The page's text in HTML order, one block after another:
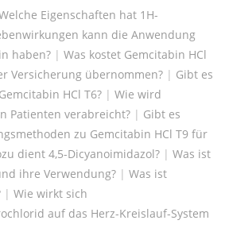
Eigenschaften hat 1H-
kann die Anwendung
haben? | Was kostet Gemcitabin HCl
Versicherung übernommen? | Gibt es
HCl T6? | Wie wird
Patienten verabreicht? | Gibt es
zu Gemcitabin HCl T9 für
dient 4,5-Dicyanoimidazol? | Was ist
ihre Verwendung? | Was ist
| Wie wirkt sich
auf das Herz-Kreislauf-System